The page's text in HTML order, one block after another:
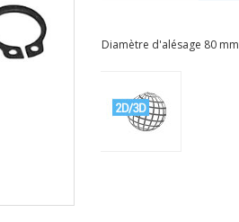
Diamètre d'alésage 80 mm